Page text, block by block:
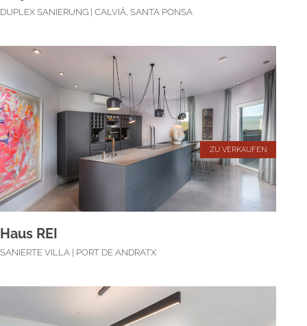
DUPLEX SANIERUNG | CALVIÁ, SANTA PONSA
ZU VERKAUFEN
Haus REI
SANIERTE VILLA | PORT DE ANDRATX